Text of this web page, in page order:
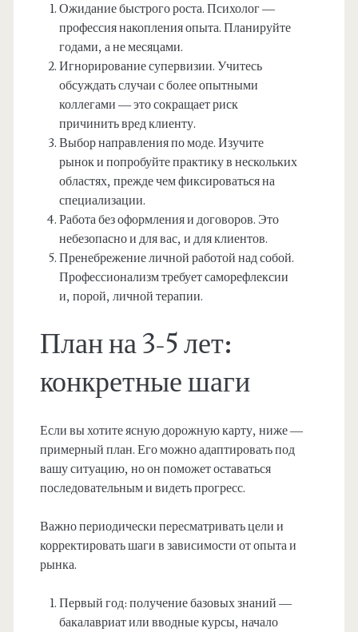
Ожидание быстрого роста. Психолог —
профессия накопления опыта. Планируйте
годами, а не месяцами.
Игнорирование супервизии. Учитесь
обсуждать случаи с более опытными
коллегами — это сокращает риск
причинить вред клиенту.
Выбор направления по моде. Изучите
рынок и попробуйте практику в нескольких
областях, прежде чем фиксироваться на
специализации.
Работа без оформления и договоров. Это
небезопасно и для вас, и для клиентов.
Пренебрежение личной работой над собой.
Профессионализм требует саморефлексии
и, порой, личной терапии.
План на 3-5 лет:
конкретные шаги
Если вы хотите ясную дорожную карту, ниже —
примерный план. Его можно адаптировать под
вашу ситуацию, но он поможет оставаться
последовательным и видеть прогресс.
Важно периодически пересматривать цели и
корректировать шаги в зависимости от опыта и
рынка.
Первый год: получение базовых знаний —
бакалавриат или вводные курсы, начало